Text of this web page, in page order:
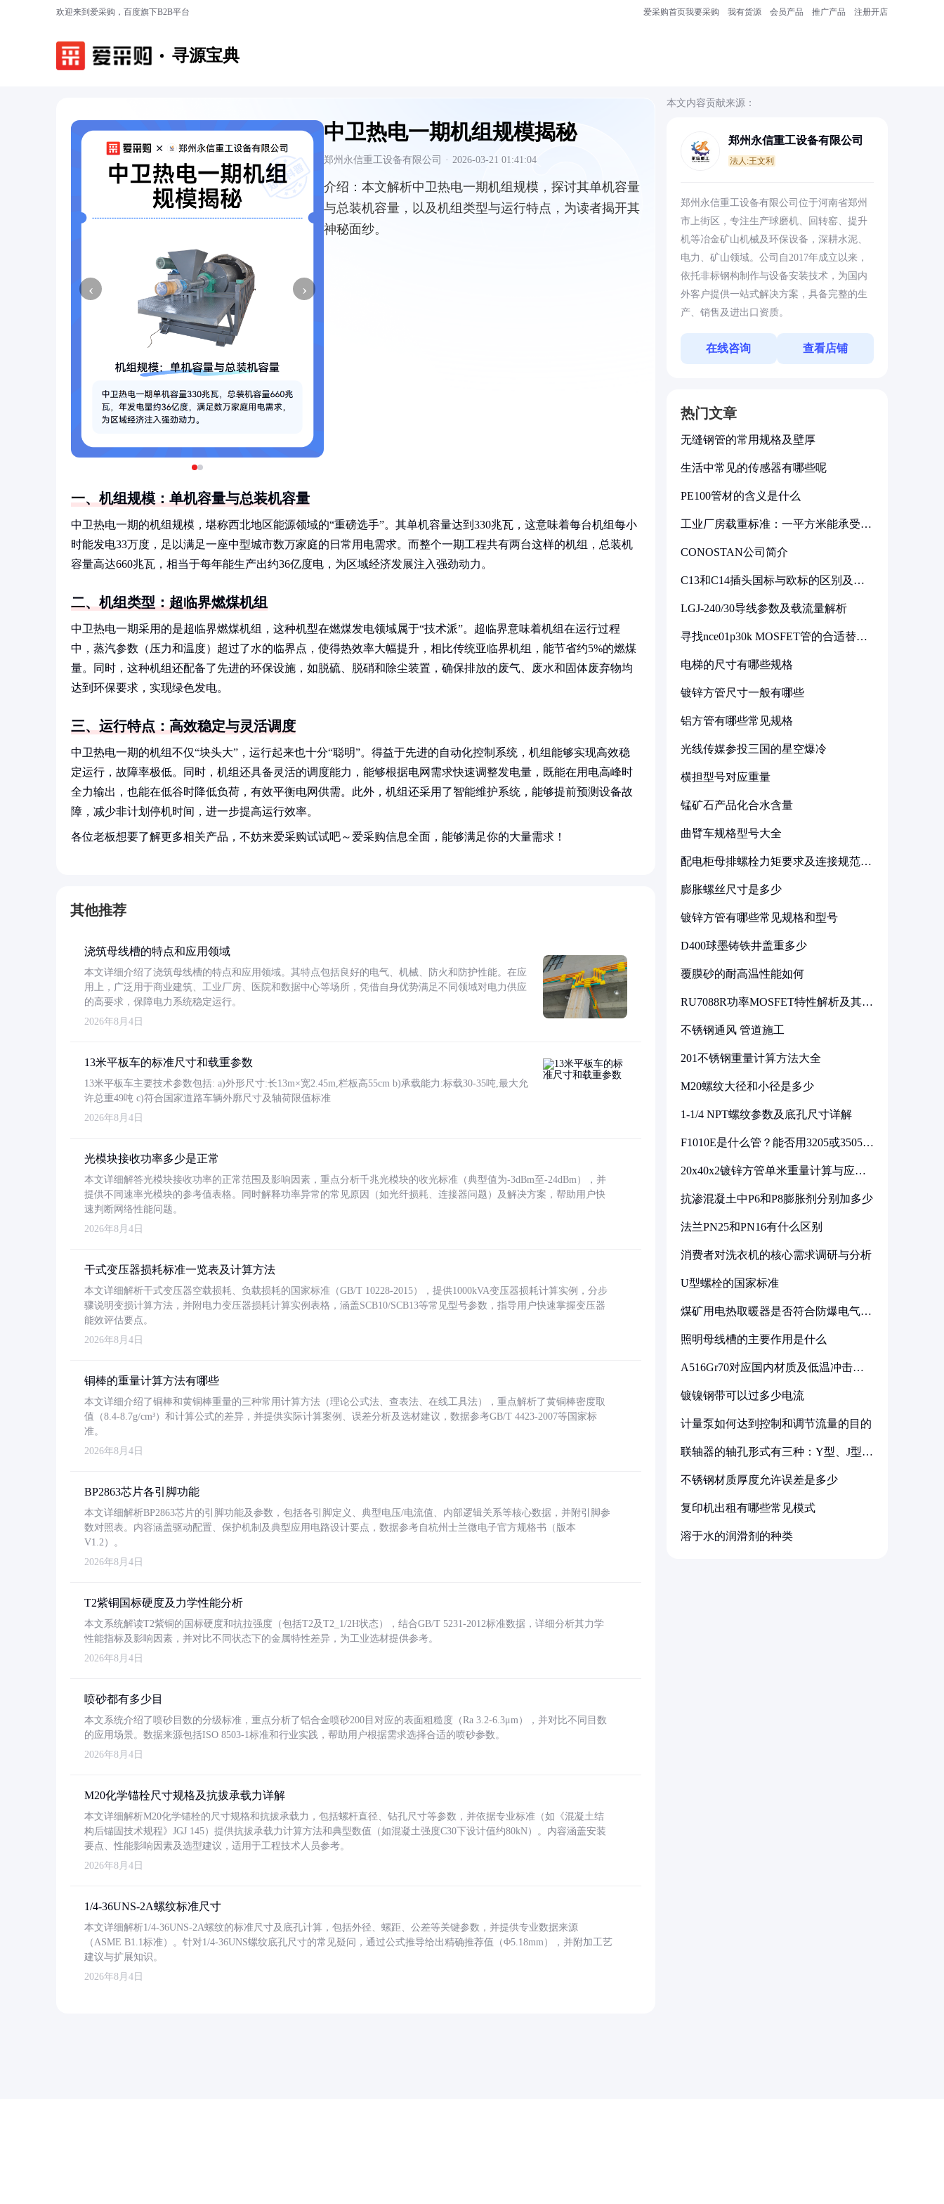
欢迎来到爱采购，百度旗下B2B平台 爱采购首页我要采购 我有货源 会员产品 推广产品 注册开店
寻源宝典
‹ ›
中卫热电一期机组规模揭秘
郑州永信重工设备有限公司 · 2026-03-21 01:41:04
介绍： 本文解析中卫热电一期机组规模，探讨其单机容量
与总装机容量，以及机组类型与运行特点，为读者揭开其
神秘面纱。
一、机组规模：单机容量与总装机容量
中卫热电一期的机组规模，堪称西北地区能源领域的“重磅选手”。其单机容量达到330兆瓦，这意味着每台机组每小
时能发电33万度，足以满足一座中型城市数万家庭的日常用电需求。而整个一期工程共有两台这样的机组，总装机
容量高达660兆瓦，相当于每年能生产出约36亿度电，为区域经济发展注入强劲动力。
二、机组类型：超临界燃煤机组
中卫热电一期采用的是超临界燃煤机组，这种机型在燃煤发电领域属于“技术派”。超临界意味着机组在运行过程
中，蒸汽参数（压力和温度）超过了水的临界点，使得热效率大幅提升，相比传统亚临界机组，能节省约5%的燃煤
量。同时，这种机组还配备了先进的环保设施，如脱硫、脱硝和除尘装置，确保排放的废气、废水和固体废弃物均
达到环保要求，实现绿色发电。
三、运行特点：高效稳定与灵活调度
中卫热电一期的机组不仅“块头大”，运行起来也十分“聪明”。得益于先进的自动化控制系统，机组能够实现高效稳
定运行，故障率极低。同时，机组还具备灵活的调度能力，能够根据电网需求快速调整发电量，既能在用电高峰时
全力输出，也能在低谷时降低负荷，有效平衡电网供需。此外，机组还采用了智能维护系统，能够提前预测设备故
障，减少非计划停机时间，进一步提高运行效率。
各位老板想要了解更多相关产品，不妨来爱采购试试吧～爱采购信息全面，能够满足你的大量需求！
其他推荐
浇筑母线槽的特点和应用领域
本文详细介绍了浇筑母线槽的特点和应用领域。其特点包括良好的电气、机械、防火和防护性能。在应
用上，广泛用于商业建筑、工业厂房、医院和数据中心等场所，凭借自身优势满足不同领域对电力供应
的高要求，保障电力系统稳定运行。
2026年8月4日
13米平板车的标准尺寸和载重参数
13米平板车主要技术参数包括: a)外形尺寸:长13m×宽2.45m,栏板高55cm b)承载能力:标载30-35吨,最大允
许总重49吨 c)符合国家道路车辆外廓尺寸及轴荷限值标准
2026年8月4日
光模块接收功率多少是正常
本文详细解答光模块接收功率的正常范围及影响因素，重点分析千兆光模块的收光标准（典型值为-3dBm至-24dBm），并
提供不同速率光模块的参考值表格。同时解释功率异常的常见原因（如光纤损耗、连接器问题）及解决方案，帮助用户快
速判断网络性能问题。
2026年8月4日
干式变压器损耗标准一览表及计算方法
本文详细解析干式变压器空载损耗、负载损耗的国家标准（GB/T 10228-2015），提供1000kVA变压器损耗计算实例，分步
骤说明变损计算方法，并附电力变压器损耗计算实例表格，涵盖SCB10/SCB13等常见型号参数，指导用户快速掌握变压器
能效评估要点。
2026年8月4日
铜棒的重量计算方法有哪些
本文详细介绍了铜棒和黄铜棒重量的三种常用计算方法（理论公式法、查表法、在线工具法），重点解析了黄铜棒密度取
值（8.4-8.7g/cm³）和计算公式的差异，并提供实际计算案例、误差分析及选材建议，数据参考GB/T 4423-2007等国家标
准。
2026年8月4日
BP2863芯片各引脚功能
本文详细解析BP2863芯片的引脚功能及参数，包括各引脚定义、典型电压/电流值、内部逻辑关系等核心数据，并附引脚参
数对照表。内容涵盖驱动配置、保护机制及典型应用电路设计要点，数据参考自杭州士兰微电子官方规格书（版本
V1.2）。
2026年8月4日
T2紫铜国标硬度及力学性能分析
本文系统解读T2紫铜的国标硬度和抗拉强度（包括T2及T2_1/2H状态），结合GB/T 5231-2012标准数据，详细分析其力学
性能指标及影响因素，并对比不同状态下的金属特性差异，为工业选材提供参考。
2026年8月4日
喷砂都有多少目
本文系统介绍了喷砂目数的分级标准，重点分析了铝合金喷砂200目对应的表面粗糙度（Ra 3.2-6.3μm），并对比不同目数
的应用场景。数据来源包括ISO 8503-1标准和行业实践，帮助用户根据需求选择合适的喷砂参数。
2026年8月4日
M20化学锚栓尺寸规格及抗拔承载力详解
本文详细解析M20化学锚栓的尺寸规格和抗拔承载力，包括螺杆直径、钻孔尺寸等参数，并依据专业标准（如《混凝土结
构后锚固技术规程》JGJ 145）提供抗拔承载力计算方法和典型数值（如混凝土强度C30下设计值约80kN）。内容涵盖安装
要点、性能影响因素及选型建议，适用于工程技术人员参考。
2026年8月4日
1/4-36UNS-2A螺纹标准尺寸
本文详细解析1/4-36UNS-2A螺纹的标准尺寸及底孔计算，包括外径、螺距、公差等关键参数，并提供专业数据来源
（ASME B1.1标准）。针对1/4-36UNS螺纹底孔尺寸的常见疑问，通过公式推导给出精确推荐值（Φ5.18mm），并附加工艺
建议与扩展知识。
2026年8月4日
本文内容贡献来源：
郑州永信重工设备有限公司
法人:王文利
郑州永信重工设备有限公司位于河南省郑州
市上街区，专注生产球磨机、回转窑、提升
机等冶金矿山机械及环保设备，深耕水泥、
电力、矿山领域。公司自2017年成立以来，
依托非标钢构制作与设备安装技术，为国内
外客户提供一站式解决方案，具备完整的生
产、销售及进出口资质。
在线咨询 查看店铺
热门文章
无缝钢管的常用规格及壁厚
生活中常见的传感器有哪些呢
PE100管材的含义是什么
工业厂房载重标准：一平方米能承受多
CONOSTAN公司简介
C13和C14插头国标与欧标的区别及其
LGJ-240/30导线参数及载流量解析
寻找nce01p30k MOSFET管的合适替代
电梯的尺寸有哪些规格
镀锌方管尺寸一般有哪些
铝方管有哪些常见规格
光线传媒参投三国的星空爆冷
横担型号对应重量
锰矿石产品化合水含量
曲臂车规格型号大全
配电柜母排螺栓力矩要求及连接规范详
膨胀螺丝尺寸是多少
镀锌方管有哪些常见规格和型号
D400球墨铸铁井盖重多少
覆膜砂的耐高温性能如何
RU7088R功率MOSFET特性解析及其在
不锈钢通风 管道施工
201不锈钢重量计算方法大全
M20螺纹大径和小径是多少
1-1/4 NPT螺纹参数及底孔尺寸详解
F1010E是什么管？能否用3205或3505代
20x40x2镀锌方管单米重量计算与应用
抗渗混凝土中P6和P8膨胀剂分别加多少
法兰PN25和PN16有什么区别
消费者对洗衣机的核心需求调研与分析
U型螺栓的国家标准
煤矿用电热取暖器是否符合防爆电气设
照明母线槽的主要作用是什么
A516Gr70对应国内材质及低温冲击要
镀镍钢带可以过多少电流
计量泵如何达到控制和调节流量的目的
联轴器的轴孔形式有三种：Y型、J型、
不锈钢材质厚度允许误差是多少
复印机出租有哪些常见模式
溶于水的润滑剂的种类